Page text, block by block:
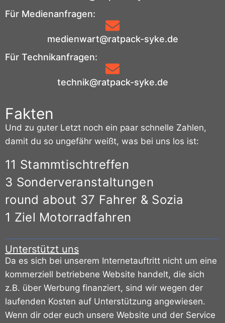
Für Medienanfragen:
medienwart@ratpack-syke.de
Für Technikanfragen:
technik@ratpack-syke.de
Fakten
Und zu guter Letzt noch ein paar schnelle Zahlen,
damit du so ungefähr weißt, was bei uns los ist:
11 Stammtischtreffen
3 Sonderveranstaltungen
round about 37 Fahrer & Sozia
1 Ziel Motorradfahren
Unterstützt uns
Da es sich bei unserem Internetauftritt nicht um eine
kommerziell betriebene Website handelt, die sich
z.B. über Werbung finanziert, sind wir wegen der
laufenden Kosten auf Unterstützung angewiesen.
Wenn dir oder euch unsere Website und der Service